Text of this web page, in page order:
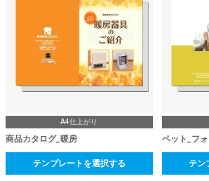
A4仕上がり
商品カタログ_暖房
テンプレートを選択する
ペット_フ
テン